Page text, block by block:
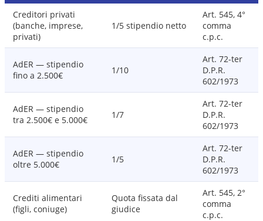
Creditori privati
(banche, imprese,
privati)
1/5 stipendio netto
Art. 545, 4°
comma
c.p.c.
AdER — stipendio
fino a 2.500€
1/10
Art. 72-ter
D.P.R.
602/1973
AdER — stipendio
tra 2.500€ e 5.000€
1/7
Art. 72-ter
D.P.R.
602/1973
AdER — stipendio
oltre 5.000€
1/5
Art. 72-ter
D.P.R.
602/1973
Crediti alimentari
(figli, coniuge)
Quota fissata dal
giudice
Art. 545, 2°
comma
c.p.c.